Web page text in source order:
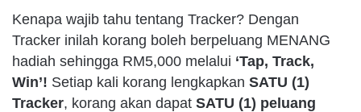
Kenapa wajib tahu tentang Tracker? Dengan
Tracker inilah korang boleh berpeluang MENANG
hadiah sehingga RM5,000 melalui ‘Tap, Track,
Win’! Setiap kali korang lengkapkan SATU (1)
Tracker, korang akan dapat SATU (1) peluang